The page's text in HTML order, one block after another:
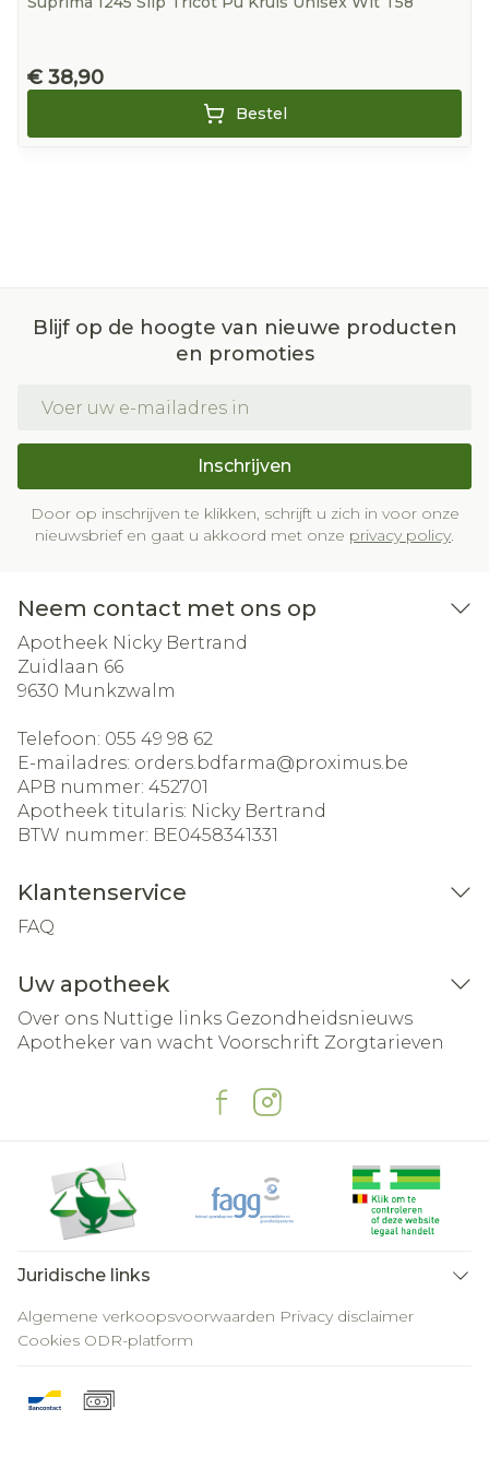
€ 38,90
Bestel
Blijf op de hoogte van nieuwe producten
en promoties
Inschrijven
Door op inschrijven te klikken, schrijft u zich in voor onze
nieuwsbrief en gaat u akkoord met onze privacy policy.
Neem contact met ons op
Apotheek Nicky Bertrand
Zuidlaan 66
9630 Munkzwalm
Telefoon: 055 49 98 62
E-mailadres: orders.bdfarma@proximus.be
APB nummer: 452701
Apotheek titularis: Nicky Bertrand
BTW nummer: BE0458341331
Klantenservice
FAQ
Uw apotheek
Over ons Nuttige links Gezondheidsnieuws
Apotheker van wacht Voorschrift Zorgtarieven
Juridische links
Algemene verkoopsvoorwaarden Privacy disclaimer
Cookies ODR-platform